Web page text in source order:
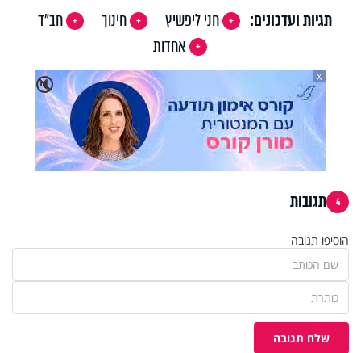
תגיות ועדכונים: חני ליפשיץ חינוך
חב"ד
אחדות
🔇
X
4 תגובות
הוסיפו תגובה
שלח תגובה